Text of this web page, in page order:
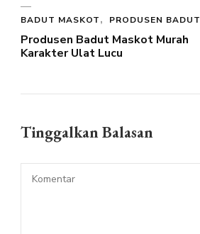
BADUT MASKOT PRODUSEN BADUT
Produsen Badut Maskot Murah
Karakter Ulat Lucu
Tinggalkan Balasan